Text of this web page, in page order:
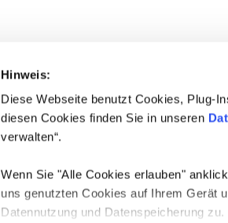
Hinweis:
Diese Webseite benutzt Cookies, Plug-
diesen Cookies finden Sie in unseren
verwalten“.
Wenn Sie "Alle Cookies erlauben"
uns genutzten Cookies auf Ihrem Gerät
Datennutzung und Datenspeicherung zu.